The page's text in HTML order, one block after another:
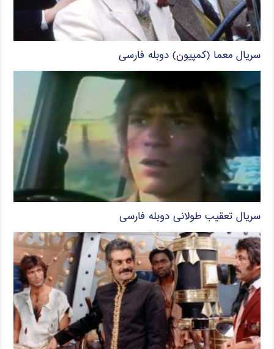
سریال معما (کمپیون) دوبله فارسی
سریال تعقیب طولانی دوبله فارسی